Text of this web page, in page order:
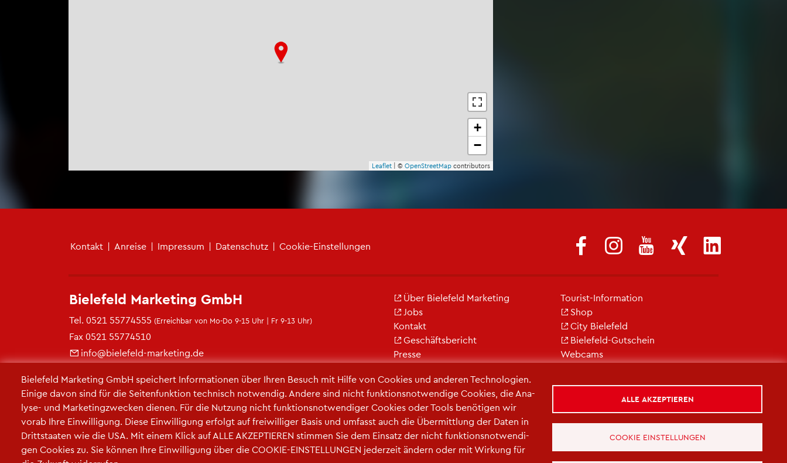
+
−
Leaf­let| © Open­Street­Mapcon­tri­bu­tors
Fu­ß­zei­len­me­nü
Kon­takt | An­rei­se | Im­pres­sum | Da­ten­schutz | Coo­kie-Ein­stel­lun­gen
Bie­le­feld Mar­ke­ting GmbH spei­chert In­for­ma­tio­nen über Ihren Be­such mit Hilfe von Coo­kies und an­de­ren Tech­no­lo­gi­en.
Ei­ni­ge davon sind für die Sei­ten­funk­ti­on tech­nisch not­wen­dig. An­de­re sind nicht funk­ti­ons­not­wen­di­ge Coo­kies, die Ana­
ly­se- und Mar­ke­ting­zwe­cken die­nen. Für die Nut­zung nicht funk­ti­ons­not­wen­di­ger Coo­kies oder Tools be­nö­ti­gen wir
vorab Ihre Ein­wil­li­gung. Diese Ein­wil­li­gung er­folgt auf frei­wil­li­ger Basis und um­fasst auch die Über­mitt­lung der Daten in
Dritt­staa­ten wie die USA. Mit einem Klick auf ALLE AK­ZEP­TIE­REN stim­men Sie dem Ein­satz der nicht funk­ti­ons­not­wen­di­
gen Coo­kies zu. Sie kön­nen Ihre Ein­wil­li­gung über die COO­KIE-EIN­STEL­LUN­GEN je­der­zeit än­dern oder mit Wir­kung für
COOKIE EINSTELLUNGEN
ALLE AKZEPTIEREN
Bie­le­feld Mar­ke­ting GmbH
Tel. 0521 55774555 (Er­reich­bar von Mo-Do 9-15 Uhr | Fr 9-13 Uhr)
Fax 0521 55774510
info@​bielefeld-​marketing.​de
Über Bie­le­feld Mar­ke­ting
Jobs
Kon­takt
Ge­schäfts­be­richt
Pres­se
Tou­rist-In­for­ma­ti­on
Shop
City Bie­le­feld
Bie­le­feld-Gut­schein
Web­cams